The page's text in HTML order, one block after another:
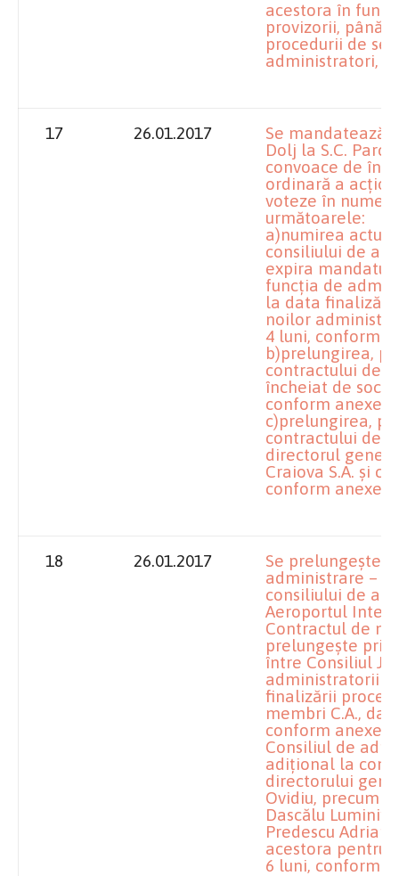
acestora în
provizorii, până
procedurii de
administratori,
17 26.01.2017
Se mandatează
Dolj la S.C. Parc
convoace de
ordinară a
voteze în
următoarele:
a)numirea
consiliului de
expira mandatul
funcţia de
la data
noilor
4 luni, conform
b)prelungirea,
contractului de
încheiat de
conform anexei
c)prelungirea,
contractului de
directorul
Craiova S.A. şi
conform anexei
18 26.01.2017
Se prelungeşte
administrare –
consiliului de
Aeroportul
Contractul de
prelungeşte
între Consiliul
administratorii
finalizării
membri C.A.,
conform anexei
Consiliul de
adiţional la
directorului
Ovidiu, precum
Dascălu
Predescu
acestora pentru
6 luni, conform